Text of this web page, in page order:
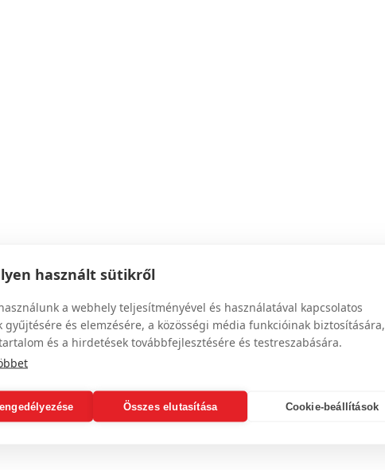
használt sütikről
a webhely teljesítményével és használatával kapcsolatos
gyűjtésére és elemzésére, a közösségi média funkcióinak biztosítására,
és a hirdetések továbbfejlesztésére és testreszabására.
Összes elutasítása Cookie-beállítások